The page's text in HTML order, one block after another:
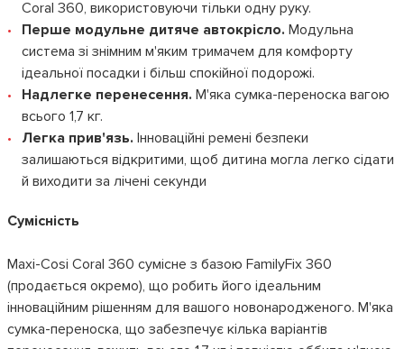
Coral 360, використовуючи тільки одну руку.
Перше модульне дитяче автокрісло. Модульна
система зі знімним м'яким тримачем для комфорту
ідеальної посадки і більш спокійної подорожі.
Надлегке перенесення. М'яка сумка-переноска вагою
всього 1,7 кг.
Легка прив'язь. Інноваційні ремені безпеки
залишаються відкритими, щоб дитина могла легко сідати
й виходити за лічені секунди
Сумісність
Maxi-Cosi Coral 360 сумісне з базою FamilyFix 360
(продається окремо), що робить його ідеальним
інноваційним рішенням для вашого новонародженого. М'яка
сумка-переноска, що забезпечує кілька варіантів